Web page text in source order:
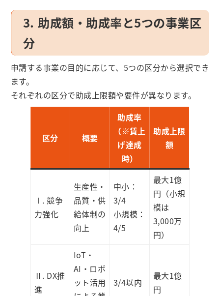
3. 助成額・助成率と5つの事業区
分
申請する事業の目的に応じて、5つの区分から選択でき
ます。
それぞれの区分で助成上限額や要件が異なります。
区分 概要
助成率
（※賃上
げ達成
時）
助成上限
額
Ⅰ. 競争
力強化
生産性・
品質・供
給体制の
向上
中小：
3/4
小規模：
4/5
最大1億
円（小規
模は
3,000万
円）
Ⅱ. DX推
進
IoT・
AI・ロボ
ット活用
3/4以内
最大1億
円